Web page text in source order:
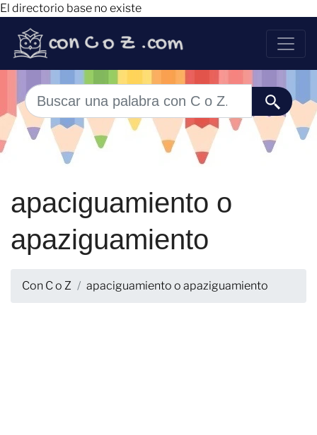
El directorio base no existe
apaciguamiento o
apaziguamiento
Con C o Z apaciguamiento o apaziguamiento